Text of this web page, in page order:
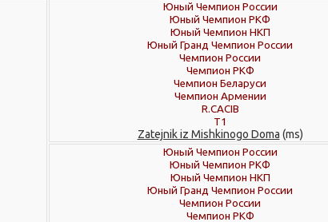
Юный Чемпион России
Юный Чемпион РКФ
Юный Чемпион НКП
Юный Гранд Чемпион России
Чемпион России
Чемпион РКФ
Чемпион Беларуси
Чемпион Армении
R.CACIB
Т1
Zatejnik iz Mishkinogo Doma (ms)
Юный Чемпион России
Юный Чемпион РКФ
Юный Чемпион НКП
Юный Гранд Чемпион России
Чемпион России
Чемпион РКФ